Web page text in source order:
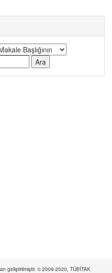
geliştirilmiştir. © 2009-2020, TÜBİTAK